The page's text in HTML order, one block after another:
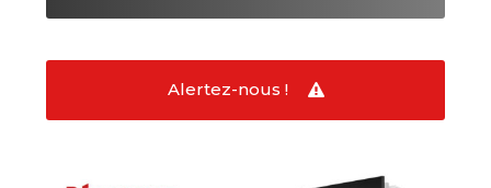
Alertez-nous !